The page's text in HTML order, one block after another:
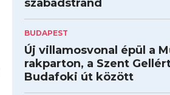
szabadstrand
BUDAPEST
Új villamosvonal épül a
rakparton, a Szent
Budafoki út között